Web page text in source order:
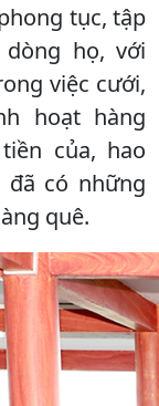
tục, tập
họ, với
việc cưới,
hoạt hàng
của, hao
có những
quê.